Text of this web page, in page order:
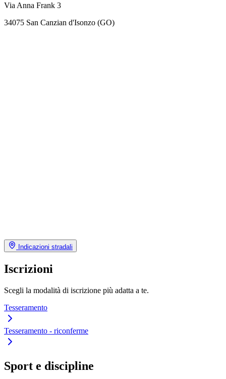
Via Anna Frank 3
34075 San Canzian d'Isonzo (GO)
Indicazioni stradali
Iscrizioni
Scegli la modalità di iscrizione più adatta a te.
Tesseramento
Tesseramento - riconferme
Sport e discipline